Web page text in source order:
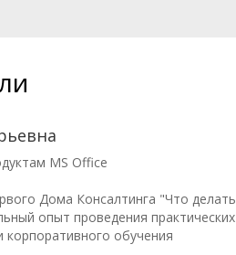
MS Office
Дома Консалтинга "Что делать
опыт проведения практических
корпоративного обучения